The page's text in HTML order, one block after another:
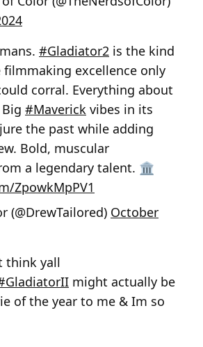
#Gladiator2 is the kind
filmmaking excellence only
corral. Everything about
#Maverick vibes in its
the past while adding
Bold, muscular
a legendary talent. 🏛️
ZpowkMpPV1
(@DrewTailored) October
think yall
might actually be
of the year to me & Im so